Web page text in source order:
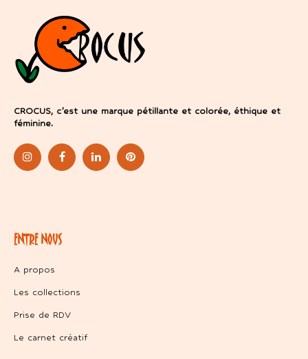
CROCUS, c’est une marque pétillante et colorée, éthique et
féminine.
ENTRE NOUS
A propos
Les collections
Prise de RDV
Le carnet créatif